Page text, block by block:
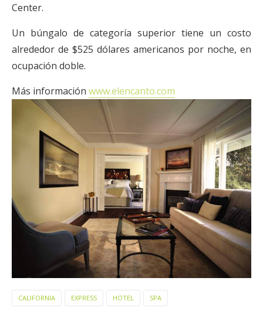
Center.
Un búngalo de categoría superior tiene un costo
alrededor de $525 dólares americanos por noche, en
ocupación doble.
Más información www.elencanto.com
CALIFORNIA EXPRESS HOTEL SPA